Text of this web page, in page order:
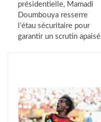
présidentielle, Mamadi
Doumbouya resserre
l’étau sécuritaire pour
garantir un scrutin apaisé